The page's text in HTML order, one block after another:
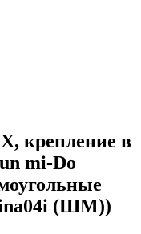
крепление в
mi-Do
(ШМ))